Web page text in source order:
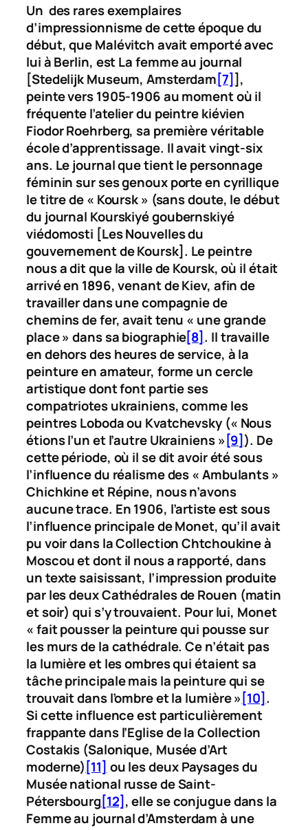
Un des rares exemplaires
d’impressionnisme de cette époque du
début, que Malévitch avait emporté avec
lui à Berlin, estLa femme au journal
[Stedelijk Museum, Amsterdam[7]],
peinte vers 1905-1906 au moment où il
fréquente l’atelier du peintre kiévien
Fiodor Roehrberg, sa première véritable
école d’apprentissage. Il avait vingt-six
ans. Le journal que tient le personnage
féminin sur ses genoux porte en cyrillique
le titre de « Koursk » (sans doute, le début
du journal Kourskiyé goubernskiyé
viédomosti [Les Nouvelles du
gouvernement de Koursk]. Le peintre
nous a dit que la ville de Koursk, où il était
arrivé en 1896, venant de Kiev, afin de
travailler dans une compagnie de
chemins de fer, avait tenu « une grande
place » dans sa biographie[8]. Il travaille
en dehors des heures de service, à la
peinture en amateur, forme un cercle
artistique dont font partie ses
compatriotes ukrainiens, comme les
peintres Loboda ou Kvatchevsky (« Nous
étions l’un et l’autre Ukrainiens »[9]). De
cette période, où il se dit avoir été sous
l’influence du réalisme des « Ambulants »
Chichkine et Répine, nous n’avons
aucune trace. En 1906, l’artiste est sous
l’influence principale de Monet, qu’il avait
pu voir dans la Collection Chtchoukine à
Moscou et dont il nous a rapporté, dans
un texte saisissant, l’impression produite
par les deuxCathédrales de Rouen (matin
et soir) qui s’y trouvaient. Pour lui, Monet
« fait pousser la peinture qui pousse sur
les murs de la cathédrale. Ce n’était pas
la lumière et les ombres qui étaient sa
tâche principale mais la peinture qui se
trouvait dans l’ombre et la lumière »[10].
Si cette influence est particulièrement
frappante dans l’Eglisede la Collection
Costakis (Salonique, Musée d’Art
moderne)[11] ou les deuxPaysagesdu
Musée national russe de Saint-
Pétersbourg[12], elle se conjugue dans la
Femme au journald’Amsterdam à une